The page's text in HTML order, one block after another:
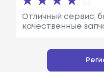
Отличный сервис,
качественные